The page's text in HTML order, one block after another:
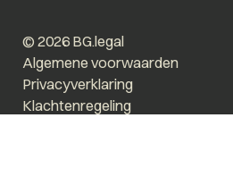
© 2026 BG.legal
Algemene voorwaarden
Privacyverklaring
Klachtenregeling